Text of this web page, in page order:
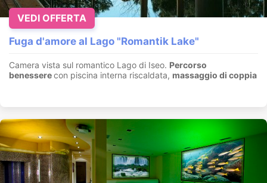
Fuga d'amore al Lago "Romantik Lake"
Camera vista sul romantico Lago di Iseo. Percorso
benesserecon piscina interna riscaldata, massaggio di coppia
VEDI OFFERTA